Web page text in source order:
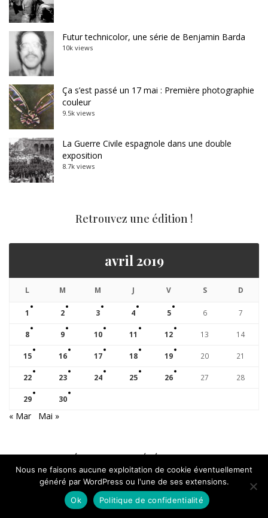
Futur technicolor, une série de Benjamin Barda
10k views
Ça s’est passé un 17 mai : Première photographie
couleur
9.5k views
La Guerre Civile espagnole dans une double
exposition
8.7k views
Retrouvez une édition !
avril 2019
L M M J V S D
1 2 3 4 5 6 7
8 9 10 11 12 13 14
15 16 17 18 19 20 21
22 23 24 25 26 27 28
29 30
« Mar Mai »
Découvrez nos événements
AGENDA
Nous ne faisons aucune exploitation de cookie éventuellement
généré par WordPress ou l'une de ses extensions.
Ok
Politique de confidentialité